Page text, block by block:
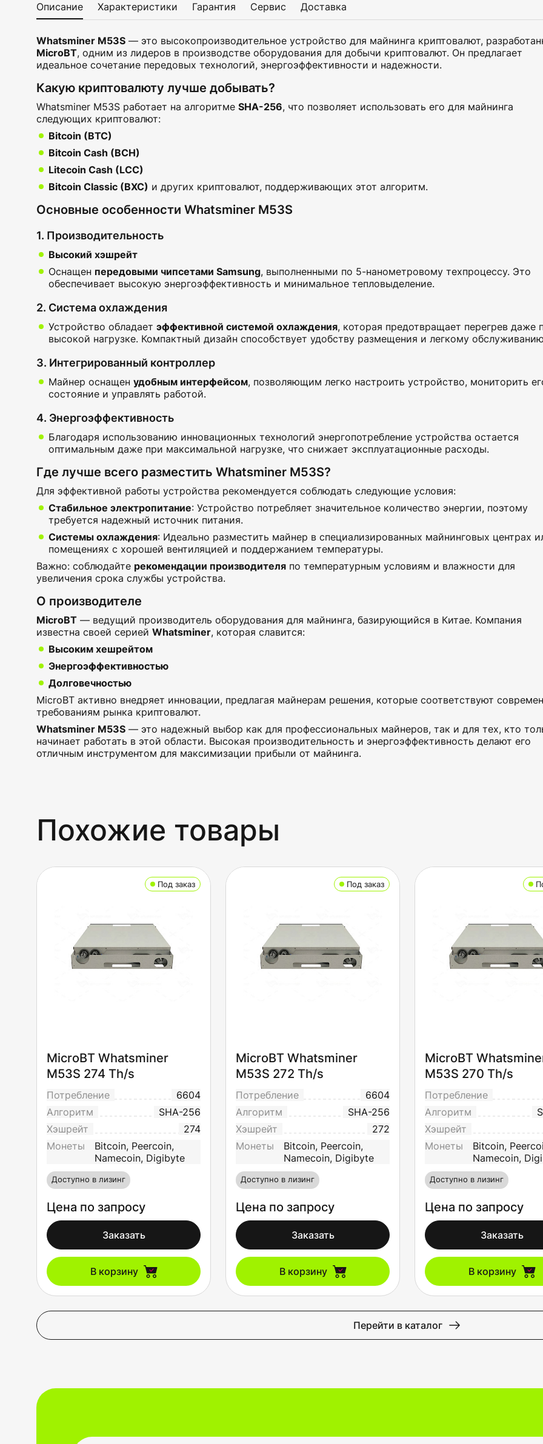
Описание Характеристики Гарантия Сервис Доставка
Whatsminer M53S — это высокопроизводительное устройство для майнинга криптовалют,
MicroBT, одним из лидеров в производстве оборудования для добычи криптовалют. Он предлагает
идеальное сочетание передовых технологий, энергоэффективности и надежности.
Какую криптовалюту лучше добывать?
Whatsminer M53S работает на алгоритме SHA-256, что позволяет использовать его для майнинга
следующих криптовалют:
Bitcoin (BTC)
Bitcoin Cash (BCH)
Litecoin Cash (LCC)
Bitcoin Classic (BXC) и других криптовалют, поддерживающих этот алгоритм.
Основные особенности Whatsminer M53S
1. Производительность
Высокий хэшрейт
Оснащен передовыми чипсетами Samsung, выполненными по 5-нанометровому техпроцессу. Это
обеспечивает высокую энергоэффективность и минимальное тепловыделение.
2. Система охлаждения
Устройство обладает эффективной системой охлаждения, которая предотвращает перегрев даже
высокой нагрузке. Компактный дизайн способствует удобству размещения и легкому
3. Интегрированный контроллер
Майнер оснащен удобным интерфейсом, позволяющим легко настроить устройство, мониторить
состояние и управлять работой.
4. Энергоэффективность
Благодаря использованию инновационных технологий энергопотребление устройства остается
оптимальным даже при максимальной нагрузке, что снижает эксплуатационные расходы.
Где лучше всего разместить Whatsminer M53S?
Для эффективной работы устройства рекомендуется соблюдать следующие условия:
Стабильное электропитание: Устройство потребляет значительное количество энергии, поэтому
требуется надежный источник питания.
Системы охлаждения: Идеально разместить майнер в специализированных майнинговых центрах
помещениях с хорошей вентиляцией и поддержанием температуры.
Важно: соблюдайте рекомендации производителя по температурным условиям и влажности для
увеличения срока службы устройства.
О производителе
MicroBT — ведущий производитель оборудования для майнинга, базирующийся в Китае. Компания
известна своей серией Whatsminer, которая славится:
Высоким хешрейтом
Энергоэффективностью
Долговечностью
MicroBT активно внедряет инновации, предлагая майнерам решения, которые соответствуют
требованиям рынка криптовалют.
Whatsminer M53S — это надежный выбор как для профессиональных майнеров, так и для тех, кто
начинает работать в этой области. Высокая производительность и энергоэффективность делают его
отличным инструментом для максимизации прибыли от майнинга.
Похожие товары
Под заказ
MicroBT Whatsminer
M53S 274 Th/s
Потребление
6604
Алгоритм
SHA-256
Хэшрейт
274
Монеты
Bitcoin, Peercoin,
Namecoin, Digibyte
Доступно в лизинг
Цена по запросу
Заказать
В корзину
Под заказ
MicroBT Whatsminer
M53S 272 Th/s
Потребление
6604
Алгоритм
SHA-256
Хэшрейт
272
Монеты
Bitcoin, Peercoin,
Namecoin, Digibyte
Доступно в лизинг
Цена по запросу
Заказать
В корзину
MicroBT
M53S 270 Th/s
Потребление
Алгоритм
Хэшрейт
Монеты
Bitcoin,
Namecoin,
Доступно в лизинг
Цена по запросу
Заказать
В корзину
Перейти в каталог